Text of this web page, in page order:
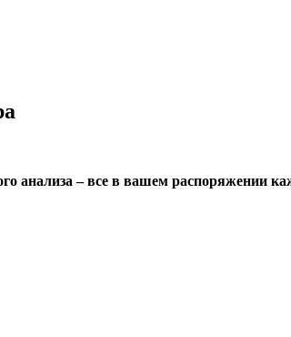
анализа – все в вашем распоряжении к